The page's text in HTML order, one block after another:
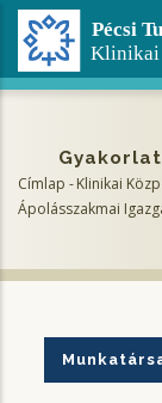
Ugrás
tartalomra
Morzsa
Címlap -Klinikai
Ápolásszakmai